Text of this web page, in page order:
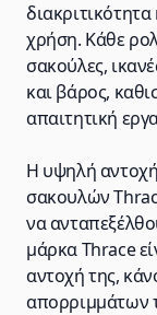
διακριτικότητα
χρήση. Κάθε
σακούλες,
και βάρος,
απαιτητική
Η υψηλή
σακουλών
να
μάρκα Thrace
αντοχή της,
απορριμμάτων